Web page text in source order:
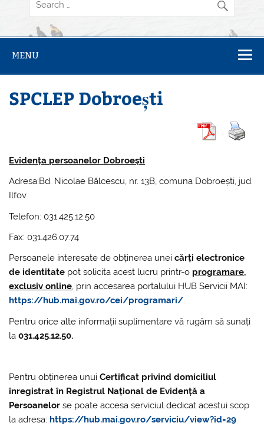
MENU
SPCLEP Dobroești
Evidența persoanelor Dobroești
Adresa:Bd. Nicolae Bălcescu, nr. 13B, comuna Dobroești, jud.
Ilfov
Telefon: 031.425.12.50
Fax: 031.426.07.74
Persoanele interesate de obținerea uneicărți electronice
de identitate pot solicita acest lucru printr-o programare,
exclusiv online, prin accesarea portalului HUB Servicii MAI:
https://hub.mai.gov.ro/cei/programari/.
Pentru orice alte informații suplimentare vă rugăm să sunați
la031.425.12.50.
Pentru obținerea unuiCertificat privind domiciliul
înregistrat în Registrul Național de Evidență a
Persoanelor se poate accesa serviciul dedicat acestui scop
la adresa: https://hub.mai.gov.ro/serviciu/view?id=29